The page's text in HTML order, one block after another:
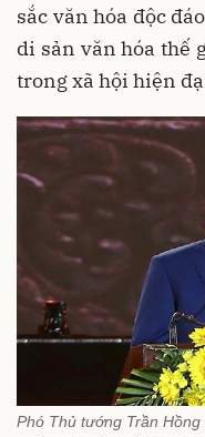
sắc văn hóa độc
di sản văn hóa thế
trong xã hội hiện
Phó Thủ tướng Trần